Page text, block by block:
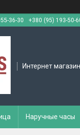
36-30
+380 (95) 193-50-
Интернет
Наручные часы